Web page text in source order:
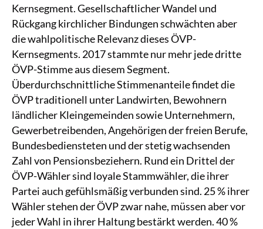
Kernsegment. Gesellschaftlicher Wandel und
Rückgang kirchlicher Bindungen schwächten aber
die wahlpolitische Relevanz dieses ÖVP-
Kernsegments. 2017 stammte nur mehr jede dritte
ÖVP-Stimme aus diesem Segment.
Überdurchschnittliche Stimmenanteile findet die
ÖVP traditionell unter Landwirten, Bewohnern
ländlicher Kleingemeinden sowie Unternehmern,
Gewerbetreibenden, Angehörigen der freien Berufe,
Bundesbediensteten und der stetig wachsenden
Zahl von Pensionsbeziehern. Rund ein Drittel der
ÖVP-Wähler sind loyale Stammwähler, die ihrer
Partei auch gefühlsmäßig verbunden sind. 25 % ihrer
Wähler stehen der ÖVP zwar nahe, müssen aber vor
jeder Wahl in ihrer Haltung bestärkt werden. 40 %